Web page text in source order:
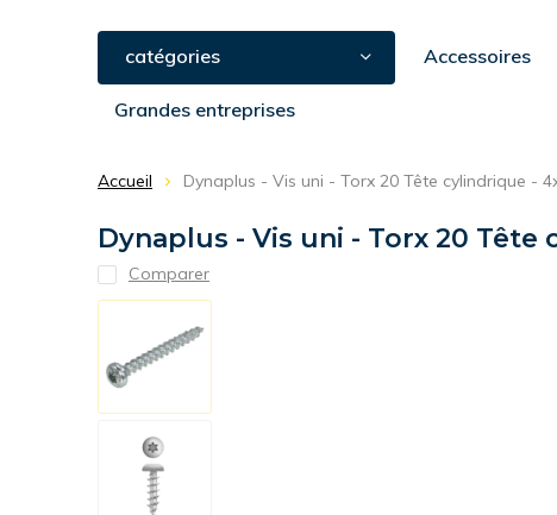
catégories Accessoires
Grandes entreprises
Accueil Dynaplus - Vis uni - Torx 20 Tête cylindrique -
Dynaplus - Vis uni - Torx 20
Comparer